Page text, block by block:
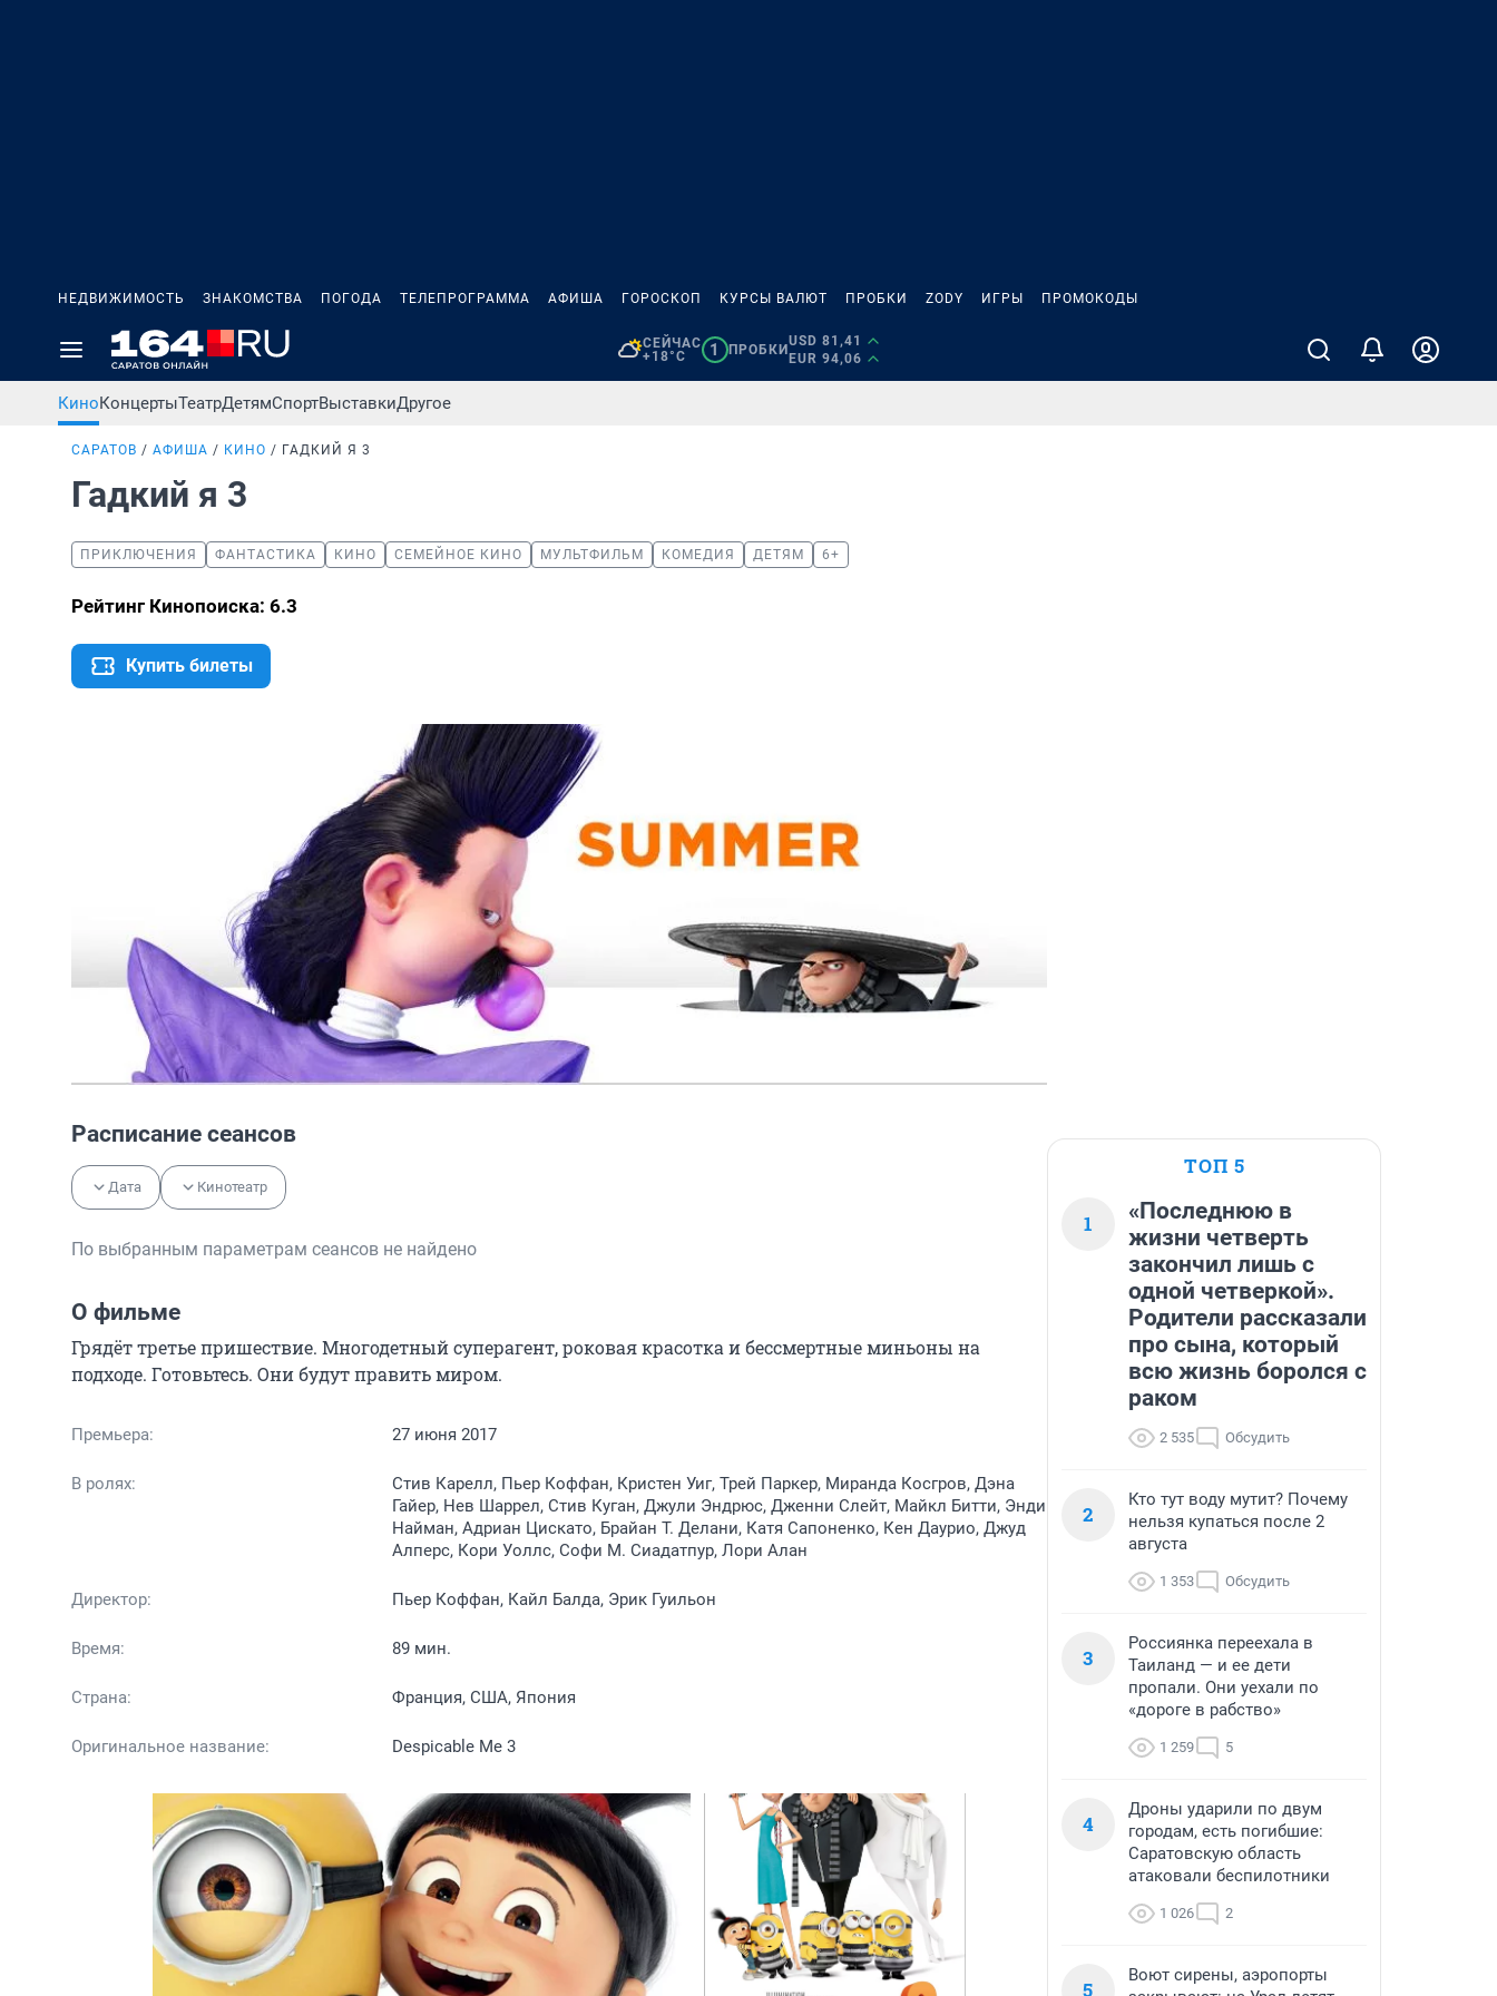
НЕДВИЖИМОСТЬ ЗНАКОМСТВА ПОГОДА ТЕЛЕПРОГРАММА АФИША ГОРОСКОП КУРСЫ ВАЛЮТ ПРОБКИ ZODY ИГРЫ ПРОМОКОДЫ
СЕЙЧАС
+18°C
1 ПРОБКИ
USD 81,41
EUR 94,06
КиноКонцертыТеатрДетямСпортВыставкиДругое
САРАТОВ АФИША КИНО ГАДКИЙ Я 3
Гадкий я 3
ПРИКЛЮЧЕНИЯ ФАНТАСТИКА КИНО СЕМЕЙНОЕ КИНО МУЛЬТФИЛЬМ КОМЕДИЯ ДЕТЯМ 6+
Рейтинг Кинопоиска: 6.3
Купить билеты
Расписание сеансов
Дата Кинотеатр
По выбранным параметрам сеансов не найдено
О фильме
Грядёт третье пришествие. Многодетный суперагент, роковая красотка и бессмертные миньоны на
подходе. Готовьтесь. Они будут править миром.
Премьера: 27 июня 2017
В ролях:
Стив Карелл, Пьер Коффан, Кристен Уиг, Трей Паркер, Миранда Косгров, Дэна
Гайер, Нев Шаррел, Стив Куган, Джули Эндрюс, Дженни Слейт, Майкл Битти, Энди
Найман, Адриан Цискато, Брайан Т. Делани, Катя Сапоненко, Кен Даурио, Джуд
Алперс, Кори Уоллс, Софи М. Сиадатпур, Лори Алан
Директор: Пьер Коффан, Кайл Балда, Эрик Гуильон
Время: 89 мин.
Страна: Франция, США, Япония
Оригинальное название: Despicable Me 3
ТОП 5
1
«Последнюю в
жизни четверть
закончил лишь с
одной четверкой».
Родители рассказали
про сына, который
всю жизнь боролся с
раком
2 535 Обсудить
2
Кто тут воду мутит? Почему
нельзя купаться после 2
августа
1 353 Обсудить
3
Россиянка переехала в
Таиланд — и ее дети
пропали. Они уехали по
«дороге в рабство»
1 259 5
4
Дроны ударили по двум
городам, есть погибшие:
Саратовскую область
атаковали беспилотники
1 026 2
5
Воют сирены, аэропорты